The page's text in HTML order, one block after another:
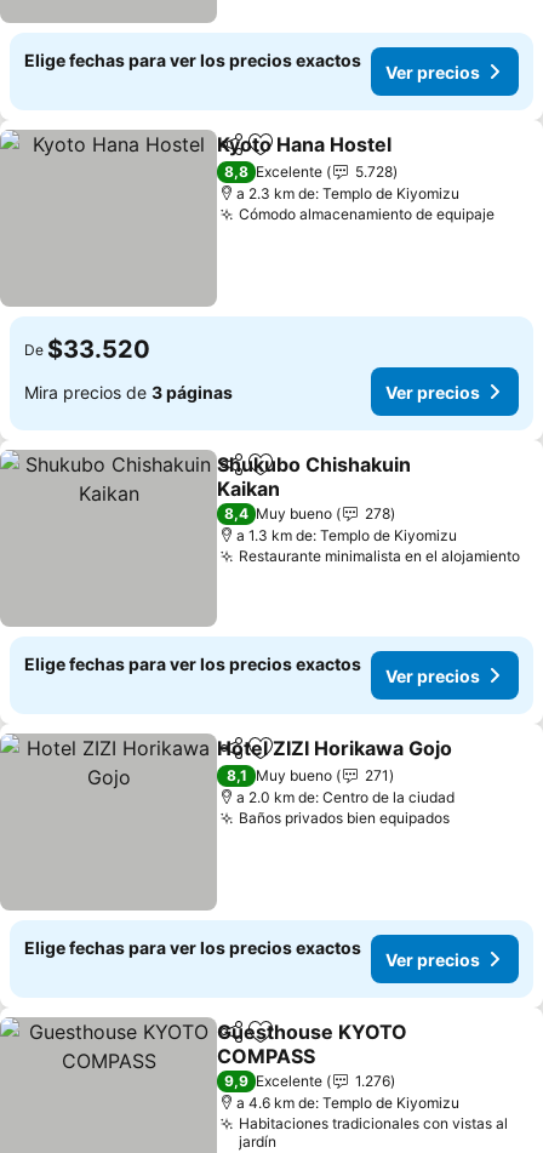
Elige fechas para ver los precios exactos
Ver precios
CompartirAgregar a favoritos
Kyoto Hana Hostel
8,8 Excelente
5.728
a 2.3 km de: Templo de Kiyomizu
Cómodo almacenamiento de equipaje
De $33.520
Mira precios de 3 páginas Ver precios
CompartirAgregar a favoritos
Shukubo Chishakuin
Kaikan
8,4 Muy bueno
278
a 1.3 km de: Templo de Kiyomizu
Restaurante minimalista en el alojamiento
Elige fechas para ver los precios exactos
Ver precios
CompartirAgregar a favoritos
Hotel ZIZI Horikawa Gojo
8,1 Muy bueno
271
a 2.0 km de: Centro de la ciudad
Baños privados bien equipados
Elige fechas para ver los precios exactos
Ver precios
CompartirAgregar a favoritos
Guesthouse KYOTO
COMPASS
9,9 Excelente
1.276
a 4.6 km de: Templo de Kiyomizu
Habitaciones tradicionales con vistas al
jardín